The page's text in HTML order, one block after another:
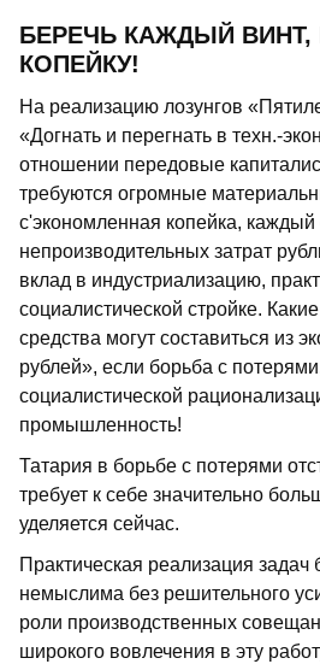
БЕРЕЧЬ КАЖДЫЙ
КОПЕЙКУ!
На реализацию лозунгов
«Догнать и перегнать в техн.-
отношении передовые
требуются огромные
с'экономленная копейка,
непроизводительных затрат
вклад в индустриализацию,
социалистической стройке.
средства могут составиться из
рублей», если борьба с
социалистической
промышленность!
Татария в борьбе с потерями
требует к себе значительно
уделяется сейчас.
Практическая реализация
немыслима без решительного
роли производственных
широкого вовлечения в эту